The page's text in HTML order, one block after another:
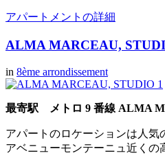
アパートメントの詳細
ALMA MARCEAU,
in 8ème arrondissement
最寄駅 メトロ 9 番線 ALMA
アパートのロケーションは人
アベニューモンテーニュ近く